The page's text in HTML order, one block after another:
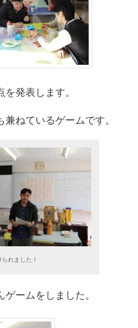
発表します。
ねているゲームです。
れました！
ームをしました。